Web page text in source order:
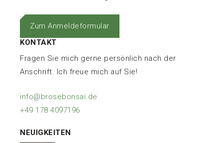
Zum Anmeldeformular
KONTAKT
Fragen Sie mich gerne persönlich nach der
Anschrift. Ich freue mich auf Sie!
info@brosebonsai.de
+49 178 4097196
NEUIGKEITEN